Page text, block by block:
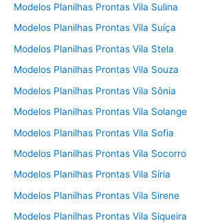
Modelos Planilhas Prontas Vila Sulina
Modelos Planilhas Prontas Vila Suíça
Modelos Planilhas Prontas Vila Stela
Modelos Planilhas Prontas Vila Souza
Modelos Planilhas Prontas Vila Sônia
Modelos Planilhas Prontas Vila Solange
Modelos Planilhas Prontas Vila Sofia
Modelos Planilhas Prontas Vila Socorro
Modelos Planilhas Prontas Vila Síria
Modelos Planilhas Prontas Vila Sirene
Modelos Planilhas Prontas Vila Siqueira